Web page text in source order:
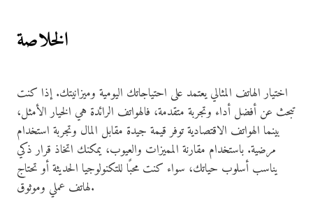
الخلاصة
اختيار الهاتف المثالي يعتمد على احتياجاتك اليومية وميزانيتك. إذا كنت
تبحث عن أفضل أداء وتجربة متقدمة، فالهواتف الرائدة هي الخيار الأمثل،
بينما الهواتف الاقتصادية توفر قيمة جيدة مقابل المال وتجربة استخدام
مرضية. باستخدام مقارنة المميزات والعيوب، يمكنك اتخاذ قرار ذكي
يناسب أسلوب حياتك، سواء كنت محبًا للتكنولوجيا الحديثة أو تحتاج
لهاتف عملي وموثوق.